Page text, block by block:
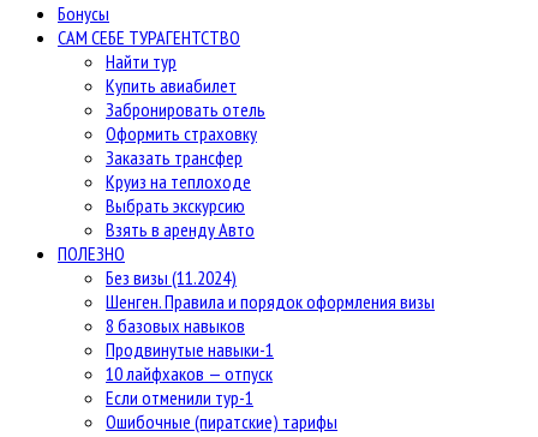
Бонусы
САМ СЕБЕ ТУРАГЕНТСТВО
Найти тур
Купить авиабилет
Забронировать отель
Оформить страховку
Заказать трансфер
Круиз на теплоходе
Выбрать экскурсию
Взять в аренду Авто
ПОЛЕЗНО
Без визы (11.2024)
Шенген. Правила и порядок оформления визы
8 базовых навыков
Продвинутые навыки-1
10 лайфхаков — отпуск
Если отменили тур-1
Ошибочные (пиратские) тарифы